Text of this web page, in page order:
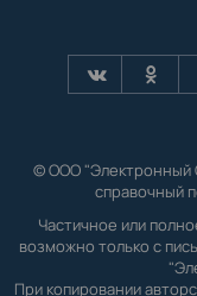
© ООО "Электронный
справочный
Частичное или
возможно только с
При копировании